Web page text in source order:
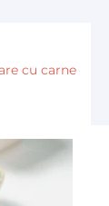
cu carne